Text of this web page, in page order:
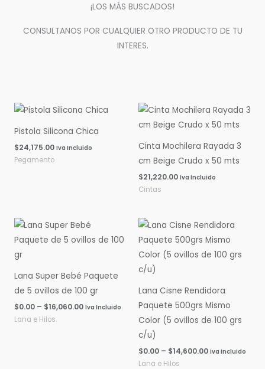
¡LOS MÁS BUSCADOS!
CONSULTANOS POR CUALQUIER OTRO PRODUCTO DE TU
INTERES.
Pistola Silicona Chica
$24,175.00 Iva Incluido
Pegamento
Cinta Mochilera Rayada 3
cm Beige Crudo x 50 mts
$21,220.00 Iva Incluido
Cintas
Lana Super Bebé Paquete
de 5 ovillos de 100 gr
$0.00 – $16,060.00
Rango
de
precios:
$16,060.00
Iva Incluido
Lana e Hilos
Lana Cisne Rendidora
Paquete 500grs Mismo
Color (5 ovillos de 100 grs
c/u)
$0.00 – $14,600.00
Rango
de
precios:
desde
$0.00
Iva Incluido
Lana e Hilos